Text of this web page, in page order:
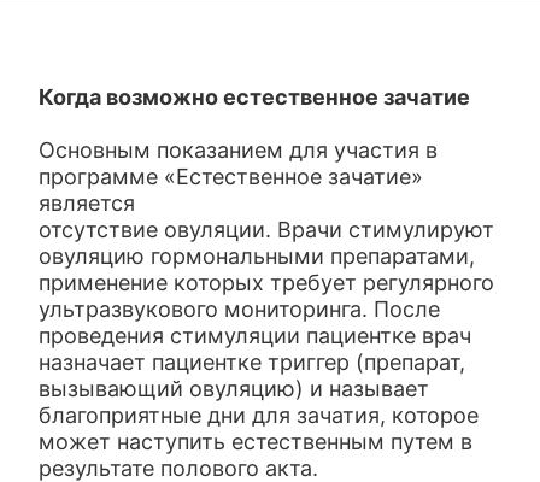
Когда возможно естественное зачатие
Основным показанием для участия в
программе «Естественное зачатие»
является
отсутствие овуляции. Врачи стимулируют
овуляцию гормональными препаратами,
применение которых требует регулярного
ультразвукового мониторинга. После
проведения стимуляции пациентке врач
назначает пациентке триггер (препарат,
вызывающий овуляцию) и называет
благоприятные дни для зачатия, которое
может наступить естественным путем в
результате полового акта.